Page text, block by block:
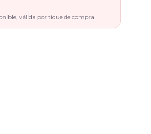
válida por tique de compra.